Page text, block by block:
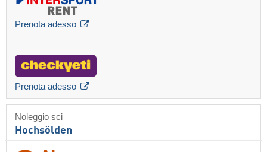
Prenota adesso
Prenota adesso
Noleggio sci
Hochsölden